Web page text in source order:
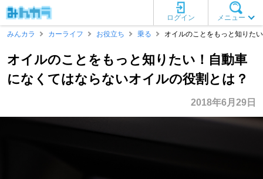
メニュー
ログイン
みんカラ
カーライフ お役立ち 乗る オイルのことをもっと知りた
オイルのことをもっと知りたい！自動車
になくてはならないオイルの役割とは？
2018年6月29日